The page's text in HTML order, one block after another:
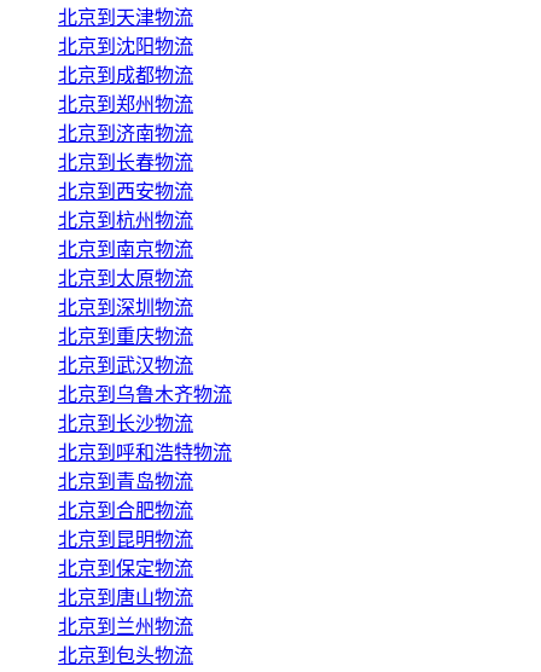
北京到天津物流
北京到沈阳物流
北京到成都物流
北京到郑州物流
北京到济南物流
北京到长春物流
北京到西安物流
北京到杭州物流
北京到南京物流
北京到太原物流
北京到深圳物流
北京到重庆物流
北京到武汉物流
北京到乌鲁木齐物流
北京到长沙物流
北京到呼和浩特物流
北京到青岛物流
北京到合肥物流
北京到昆明物流
北京到保定物流
北京到唐山物流
北京到兰州物流
北京到包头物流